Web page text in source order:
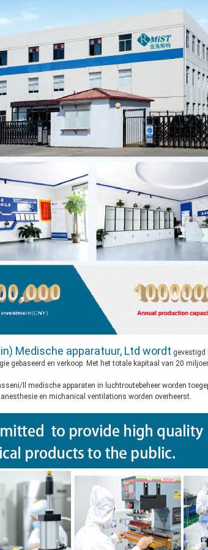
Medische apparatuur, Ltd wordt gevestigd
gebaseerd en verkoop. Met het totale kapitaal van 20
ll medische apparaten in luchtroutebeheer worden
en michanical ventilations worden overheerst.